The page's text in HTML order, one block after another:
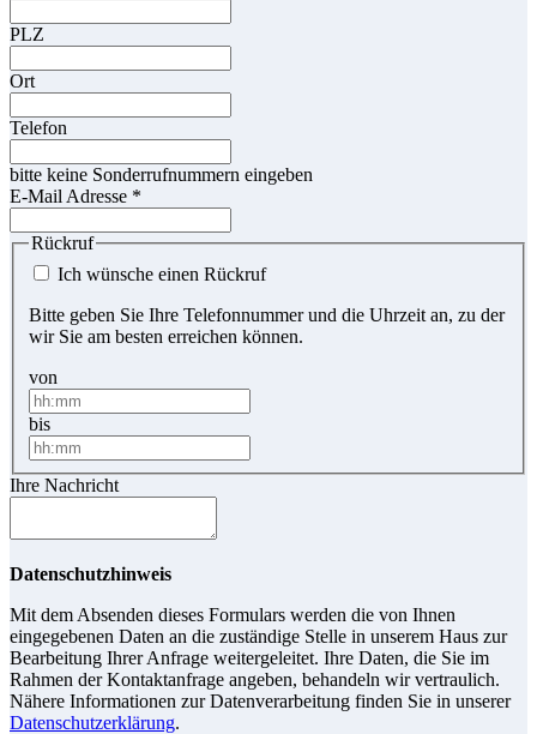
PLZ
Ort
Telefon
bitte keine Sonderrufnummern eingeben
E-Mail Adresse *
Rückruf
Ich wünsche einen Rückruf
Bitte geben Sie Ihre Telefonnummer und die Uhrzeit an, zu der
wir Sie am besten erreichen können.
von
bis
Ihre Nachricht
Datenschutzhinweis
Mit dem Absenden dieses Formulars werden die von Ihnen
eingegebenen Daten an die zuständige Stelle in unserem Haus zur
Bearbeitung Ihrer Anfrage weitergeleitet. Ihre Daten, die Sie im
Rahmen der Kontaktanfrage angeben, behandeln wir vertraulich.
Nähere Informationen zur Datenverarbeitung finden Sie in unserer
Datenschutzerklärung.